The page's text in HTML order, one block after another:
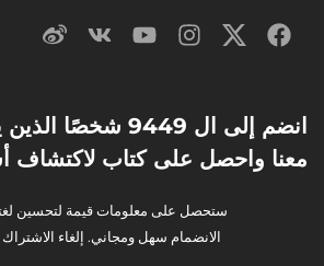
انضم إلى ال 9449
معنا واحصل على كتاب لاكتشاف
ستحصل على معلومات قيمة لتحسين لغتك
الانضمام سهل ومجاني. إلغاء